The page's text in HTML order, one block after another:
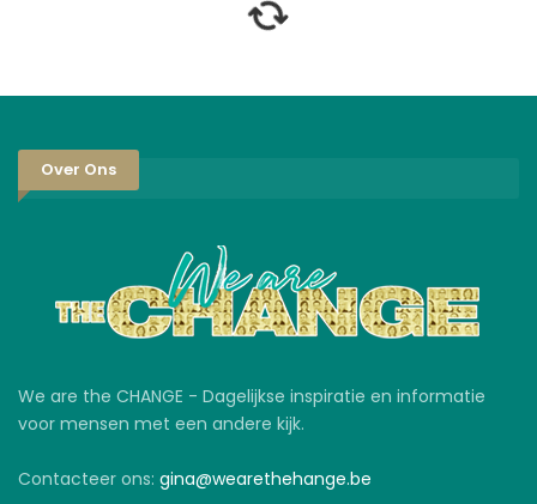
Over Ons
We are the CHANGE - Dagelijkse inspiratie en informatie
voor mensen met een andere kijk.
Contacteer ons: gina@wearethehange.be